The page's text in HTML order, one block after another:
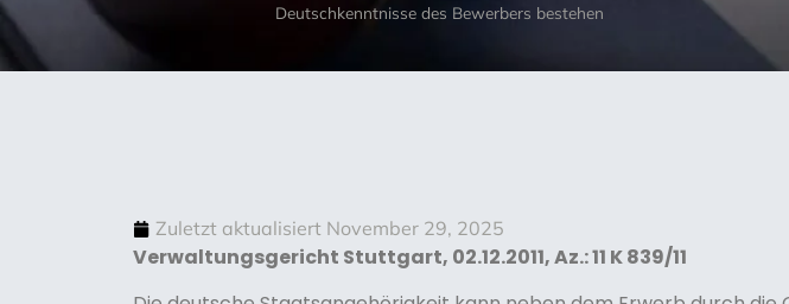
Deutschkenntnisse des Bewerbers bestehen
Zuletzt aktualisiert November 29, 2025
Verwaltungsgericht Stuttgart, 02.12.2011, Az.: 11 K 839/11